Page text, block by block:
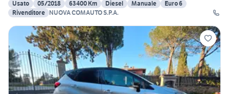
Usato
05/2018 63400 Km Diesel Manuale
Euro 6
Rivenditore NUOVA COMAUTO S.P.A.